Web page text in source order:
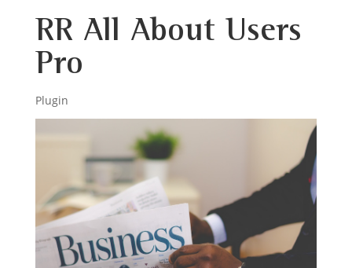
RR All About Users
Pro
Plugin